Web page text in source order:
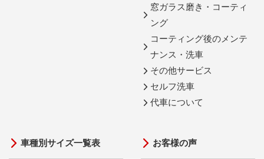
窓ガラス磨き・コーティ
ング
コーティング後のメンテ
ナンス・洗車
その他サービス
セルフ洗車
代車について
車種別サイズ一覧表 お客様の声